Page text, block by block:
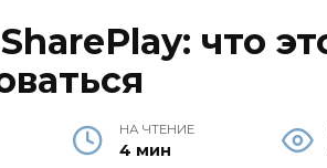
что
НА ЧТЕНИЕ
4 мин